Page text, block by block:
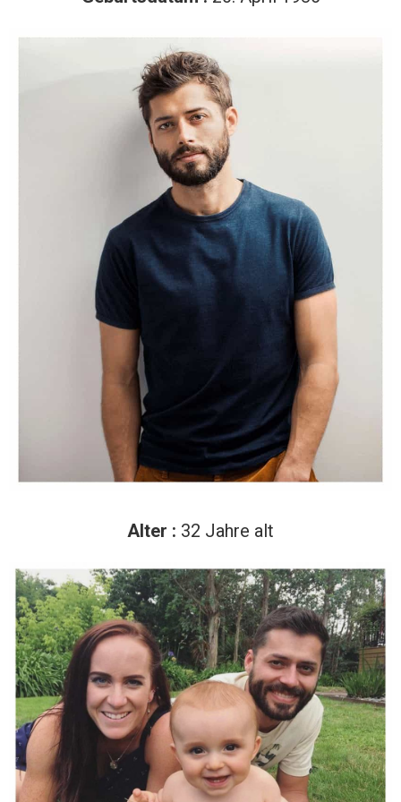
Alter : 32 Jahre alt